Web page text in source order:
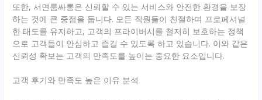
또한, 서면룸싸롱은 신뢰할 수 있는 서비스와 안전한 환경을 보장
하는 것에 큰 중점을 둡니다. 모든 직원들이 친절하며 프로페셔널
한 태도를 유지하고, 고객의 프라이버시를 철저히 보호하는 정책
으로 고객들이 안심하고 즐길 수 있도록 하고 있습니다. 이와 같은
신뢰성 확보는 고객의 만족도를 높이는 중요한 요소입니다.
고객 후기와 만족도 높은 이유 분석